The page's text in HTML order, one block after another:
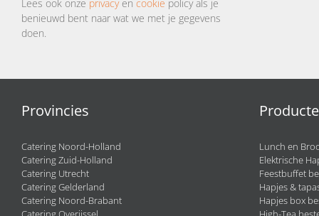
Lees ook onze privacyen cookie policy als je
benieuwd bent naar wat we met je gegevens
doen.
Provincies
Catering Noord-Holland
Catering Zuid-Holland
Catering Utrecht
Catering Gelderland
Catering Noord-Brabant
Lunch en
Elektrische
Feestbuffet
Hapjes &
Hapjes box